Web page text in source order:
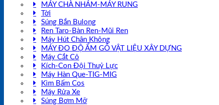
MÁY CHÀ NHÁM-MÁY RUNG
Tời
Súng Bắn Bulong
Ren Taro-Bàn Ren-Mũi Ren
Máy Hút Chân Không
MÁY ĐO ĐỘ ẨM GỖ VẬT LIỆU XÂY DỰNG
Máy Cắt Cỏ
Kích-Con Đội Thuỷ Lực
Máy Hàn Que-TIG-MIG
Kìm Bấm Cos
Máy Rửa Xe
Súng Bơm Mỡ